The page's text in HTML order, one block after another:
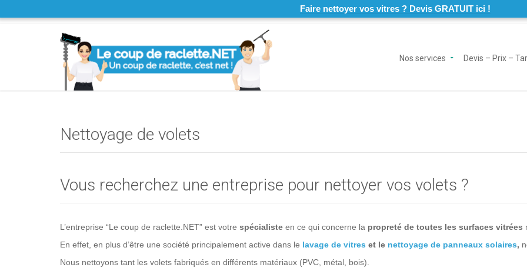
Faire nettoyer vos vitres ? Devis GRATUIT ici !
Nos services Devis – Prix –
Nettoyage de volets
Vous recherchez une entreprise pour nettoyer vos volets ?
L’entreprise “Le coup de raclette.NET” est votre spécialiste en ce qui concerne la propreté de toutes les surfaces vitrées
En effet, en plus d’être une société principalement active dans le lavage de vitres et le nettoyage de panneaux solaires,
Nous nettoyons tant les volets fabriqués en différents matériaux (PVC, métal, bois).